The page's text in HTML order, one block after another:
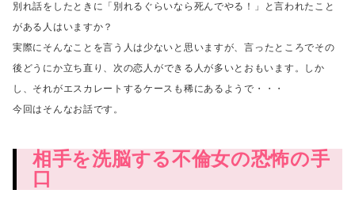
別れ話をしたときに「別れるぐらいなら死んでやる！」と言われたこと
がある人はいますか？
実際にそんなことを言う人は少ないと思いますが、言ったところでその
後どうにか立ち直り、 次の恋人ができる人が多いとおもいます。しか
し、それがエスカレートするケースも稀にあるようで・・・
今回はそんなお話です。
相手を洗脳する不倫女の恐怖の手
口